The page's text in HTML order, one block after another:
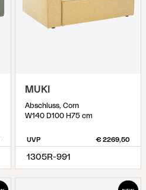
MUKI
Abschluss, Corn
W140 D100 H75 cm
UVP € 2269,50
1305R-991